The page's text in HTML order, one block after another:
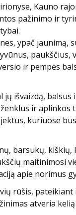
Kauno
pažinimo ir
ypač jaunimą,
paukščius,
ir pempės
išvaizdą, balsus
ir aplinkos
kuriuose
barsukų,
maitinimosi
apie norimus
rūšis, pateikiant
atveria